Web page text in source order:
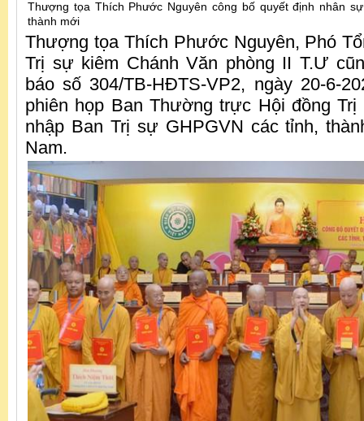
Thượng tọa Thích Phước Nguyên công bố quyết định nhân
thành mới
Thượng tọa Thích Phước Nguyên, Phó
Trị sự kiêm Chánh Văn phòng II T.Ư
báo số 304/TB-HĐTS-VP2, ngày 20-6-
phiên họp Ban Thường trực Hội đồng
nhập Ban Trị sự GHPGVN các tỉnh,
Nam.